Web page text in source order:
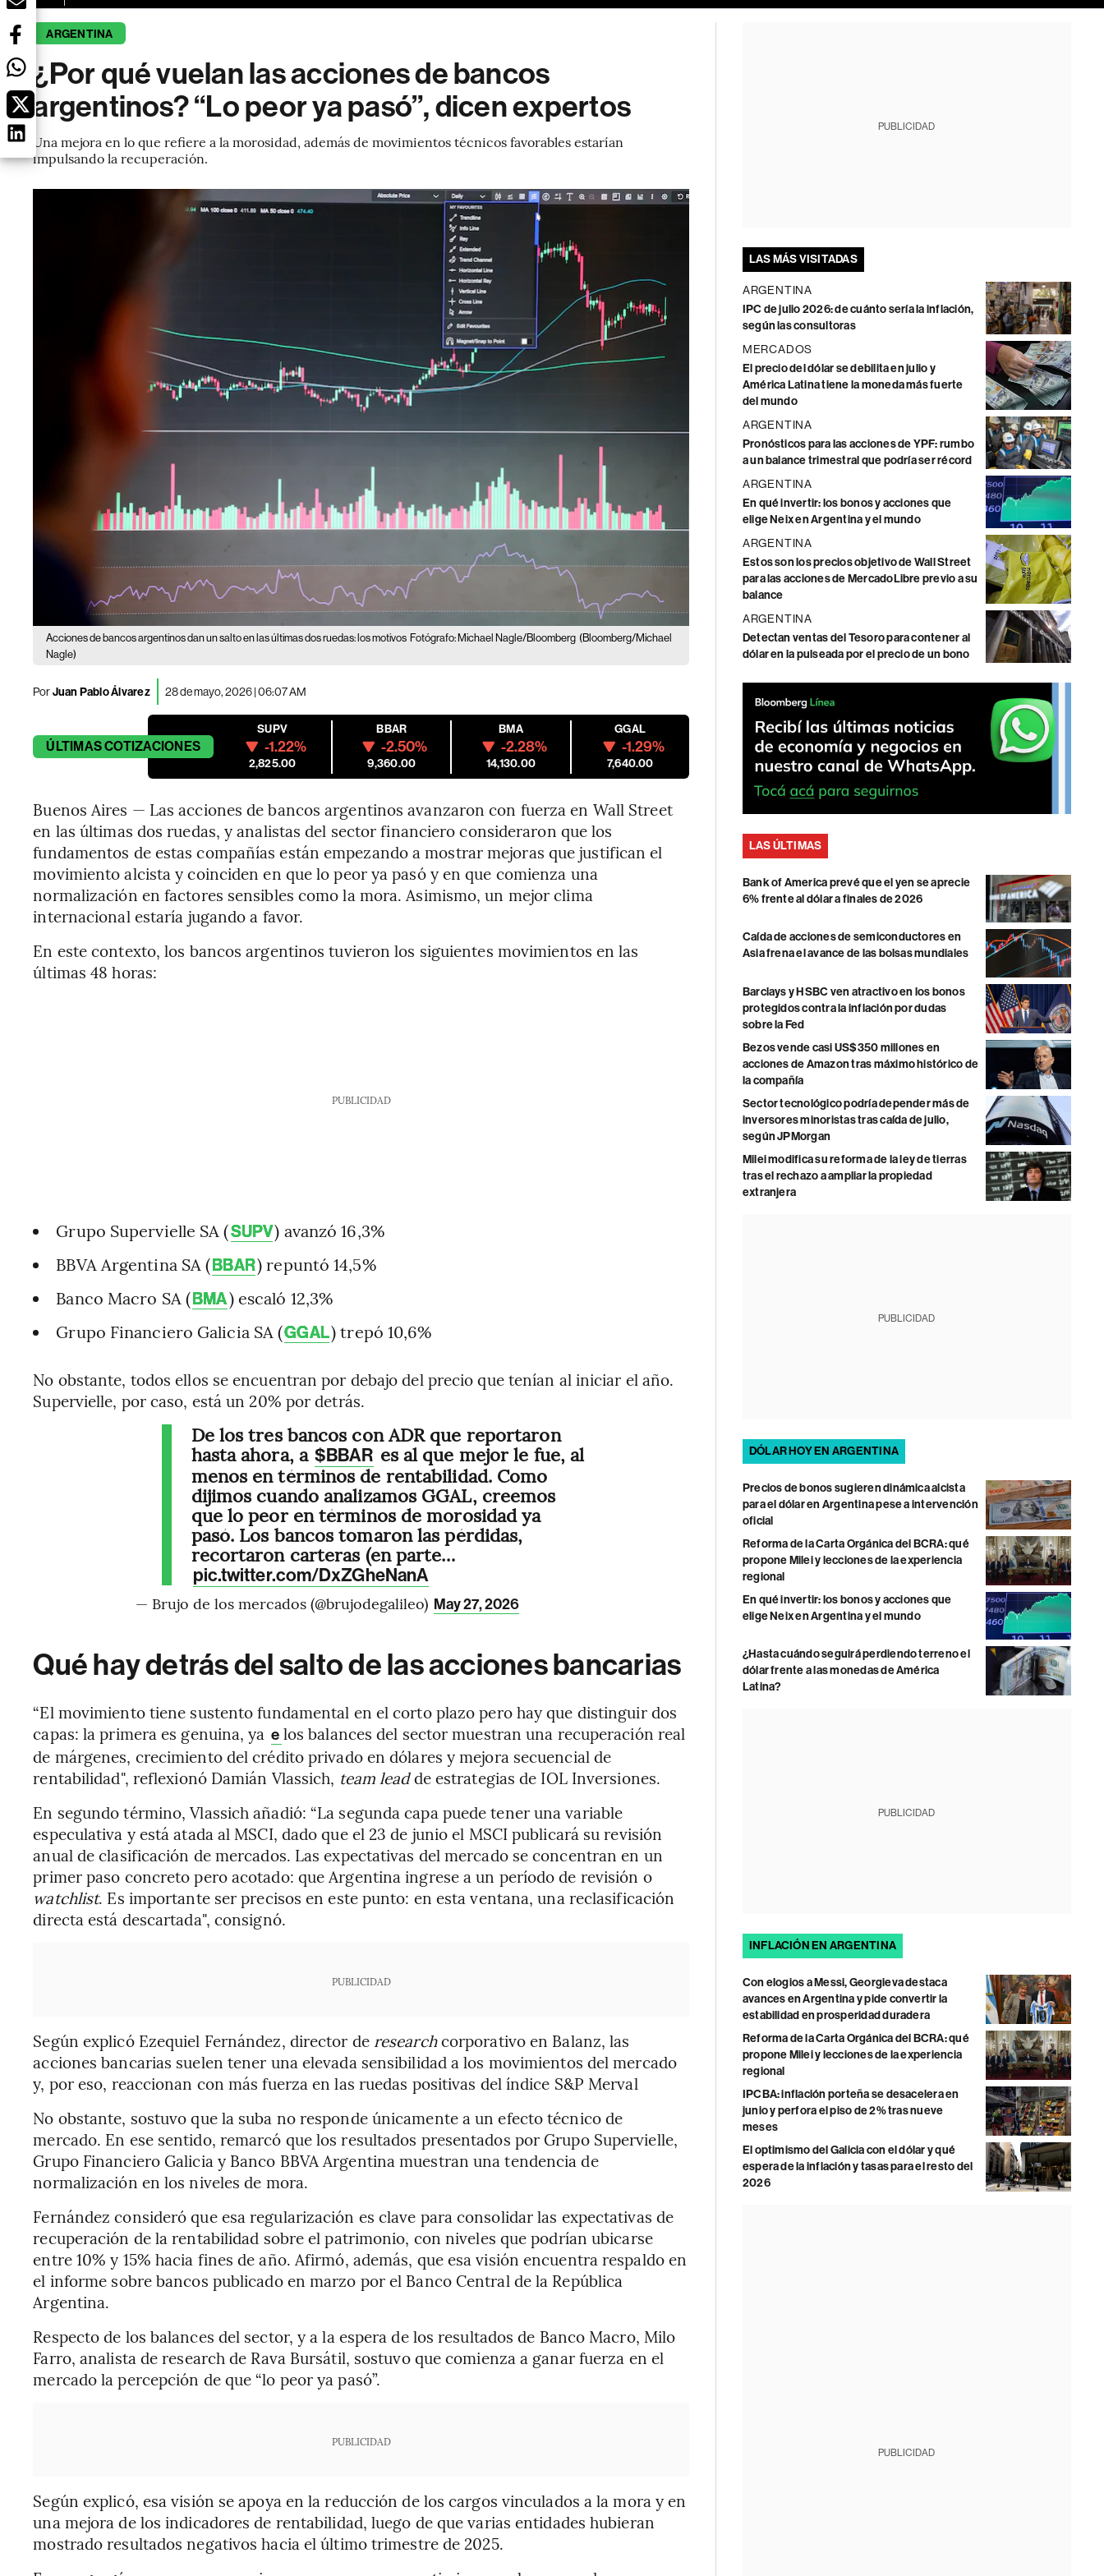
ARGENTINA
¿Por qué vuelan las acciones de bancos
argentinos? “Lo peor ya pasó”, dicen expertos
Una mejora en lo que refiere a la morosidad, además de movimientos técnicos favorables estarían
impulsando la recuperación.
Acciones de bancos argentinos dan un salto en las últimas dos ruedas: los motivos Fotógrafo: Michael Nagle/Bloomberg (Bloomberg/Michael
Nagle)
PorJuan Pablo Álvarez 28 de mayo, 2026 | 06:07 AM
ÚLTIMASCOTIZACIONES
SUPV
-1.22%
2,825.00
BBAR
-2.50%
9,360.00
BMA
-2.28%
14,130.00
GGAL
-1.29%
7,640.00
Buenos Aires — Las acciones de bancos argentinos avanzaron con fuerza en Wall Street
en las últimas dos ruedas, y analistas del sector financiero consideraron que los
fundamentos de estas compañías están empezando a mostrar mejoras que justifican el
movimiento alcista y coinciden en que lo peor ya pasó y en que comienza una
normalización en factores sensibles como la mora. Asimismo, un mejor clima
internacional estaría jugando a favor.
En este contexto, los bancos argentinos tuvieron los siguientes movimientos en las
últimas 48 horas:
PUBLICIDAD
Grupo Supervielle SA (SUPV) avanzó 16,3%
BBVA Argentina SA (BBAR) repuntó 14,5%
Banco Macro SA (BMA) escaló 12,3%
Grupo Financiero Galicia SA (GGAL) trepó 10,6%
No obstante, todos ellos se encuentran por debajo del precio que tenían al iniciar el año.
Supervielle, por caso, está un 20% por detrás.
De los tres bancos con ADR que reportaron
hasta ahora, a $BBAR es al que mejor le fue, al
menos en términos de rentabilidad. Como
dijimos cuando analizamos GGAL, creemos
que lo peor en términos de morosidad ya
pasó. Los bancos tomaron las pérdidas,
recortaron carteras (en parte…
pic.twitter.com/DxZGheNanA
— Brujo de los mercados (@brujodegalileo) May 27, 2026
Qué hay detrás del salto de las acciones bancarias
“El movimiento tiene sustento fundamental en el corto plazo pero hay que distinguir dos
capas: la primera es genuina, ya e los balances del sector muestran una recuperación real
de márgenes, crecimiento del crédito privado en dólares y mejora secuencial de
rentabilidad", reflexionó Damián Vlassich, team leadde estrategias de IOL Inversiones.
En segundo término, Vlassich añadió: “La segunda capa puede tener una variable
especulativa y está atada al MSCI, dado que el 23 de junio el MSCI publicará su revisión
anual de clasificación de mercados. Las expectativas del mercado se concentran en un
primer paso concreto pero acotado: que Argentina ingrese a un período de revisión o
watchlist. Es importante ser precisos en este punto: en esta ventana, una reclasificación
directa está descartada", consignó.
PUBLICIDAD
Según explicó Ezequiel Fernández, director de researchcorporativo en Balanz, las
acciones bancarias suelen tener una elevada sensibilidad a los movimientos del mercado
y, por eso, reaccionan con más fuerza en las ruedas positivas del índice S&P Merval
No obstante, sostuvo que la suba no responde únicamente a un efecto técnico de
mercado. En ese sentido, remarcó que los resultados presentados por Grupo Supervielle,
Grupo Financiero Galicia y Banco BBVA Argentina muestran una tendencia de
normalización en los niveles de mora.
Fernández consideró que esa regularización es clave para consolidar las expectativas de
recuperación de la rentabilidad sobre el patrimonio, con niveles que podrían ubicarse
entre 10% y 15% hacia fines de año. Afirmó, además, que esa visión encuentra respaldo en
el informe sobre bancos publicado en marzo por el Banco Central de la República
Argentina.
Respecto de los balances del sector, y a la espera de los resultados de Banco Macro, Milo
Farro, analista de research de Rava Bursátil, sostuvo que comienza a ganar fuerza en el
mercado la percepción de que “lo peor ya pasó”.
PUBLICIDAD
Según explicó, esa visión se apoya en la reducción de los cargos vinculados a la mora y en
una mejora de los indicadores de rentabilidad, luego de que varias entidades hubieran
mostrado resultados negativos hacia el último trimestre de 2025.
PUBLICIDAD
LAS MÁS VISITADAS
ARGENTINA
IPC de julio 2026: de cuánto sería la inflación,
según las consultoras
MERCADOS
El precio del dólar se debilita en julio y
América Latina tiene la moneda más fuerte
del mundo
ARGENTINA
Pronósticos para las acciones de YPF: rumbo
a un balance trimestral que podría ser récord
ARGENTINA
En qué invertir: los bonos y acciones que
elige Neix en Argentina y el mundo
ARGENTINA
Estos son los precios objetivo de Wall Street
para las acciones de MercadoLibre previo a su
balance
ARGENTINA
Detectan ventas del Tesoro para contener al
dólar en la pulseada por el precio de un bono
LAS ÚLTIMAS
Bank of America prevé que el yen se aprecie
6% frente al dólar a finales de 2026
Caída de acciones de semiconductores en
Asia frena el avance de las bolsas mundiales
Barclays y HSBC ven atractivo en los bonos
protegidos contra la inflación por dudas
sobre la Fed
Bezos vende casi US$350 millones en
acciones de Amazon tras máximo histórico de
la compañía
Sector tecnológico podría depender más de
inversores minoristas tras caída de julio,
según JPMorgan
Milei modifica su reforma de la ley de tierras
tras el rechazo a ampliar la propiedad
extranjera
PUBLICIDAD
DÓLAR HOY EN ARGENTINA
Precios de bonos sugieren dinámica alcista
para el dólar en Argentina pese a intervención
oficial
Reforma de la Carta Orgánica del BCRA: qué
propone Milei y lecciones de la experiencia
regional
En qué invertir: los bonos y acciones que
elige Neix en Argentina y el mundo
¿Hasta cuándo seguirá perdiendo terreno el
dólar frente a las monedas de América
Latina?
PUBLICIDAD
INFLACIÓN EN ARGENTINA
Con elogios a Messi, Georgieva destaca
avances en Argentina y pide convertir la
estabilidad en prosperidad duradera
Reforma de la Carta Orgánica del BCRA: qué
propone Milei y lecciones de la experiencia
regional
IPCBA: inflación porteña se desacelera en
junio y perfora el piso de 2% tras nueve
meses
El optimismo del Galicia con el dólar y qué
espera de la inflación y tasas para el resto del
2026
PUBLICIDAD